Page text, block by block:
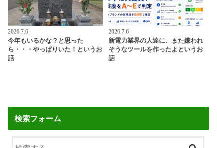
2026.7.6
今年もいるかな？と思った
ら・・・やっぱりいた！というお
話
2026.7.6
新電力業界の人達に、また嫌われ
そうなツールを作ったよというお
話
検索フォーム